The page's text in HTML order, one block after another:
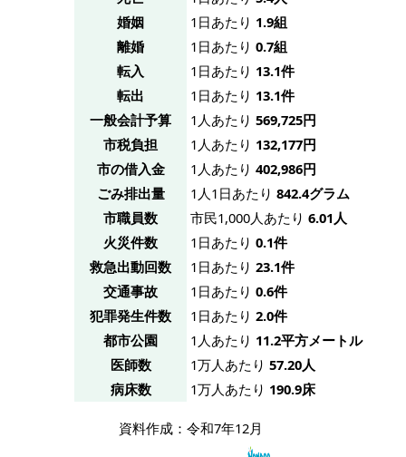
婚姻
1日あたり 1.9組
離婚
1日あたり0.7組
転入
1日あたり 13.1件
転出
1日あたり 13.1件
一般会計予算
1人あたり569,725円
市税負担
1人あたり 132,177円
市の借入金
1人あたり402,986円
ごみ排出量
1人1日あたり842.4グラム
市職員数
市民1,000人あたり6.01人
火災件数
1日あたり0.1件
救急出動回数
1日あたり23.1件
交通事故
1日あたり0.6件
犯罪発生件数
1日あたり2.0件
都市公園
1人あたり 11.2平方メートル
医師数
1万人あたり57.20人
病床数
1万人あたり 190.9床
資料作成：令和7年12月